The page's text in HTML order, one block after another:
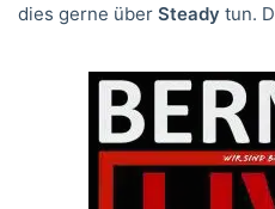
dies gerne über Steady tun.